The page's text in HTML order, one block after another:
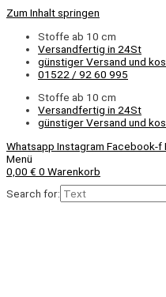
Zum Inhalt springen
Stoffe ab 10 cm
Versandfertig in 24St
günstiger Versand und
01522 / 92 60 995
Stoffe ab 10 cm
Versandfertig in 24St
günstiger Versand und
Whatsapp Instagram Facebook-f
Menü
0,00 € 0 Warenkorb
Search for: